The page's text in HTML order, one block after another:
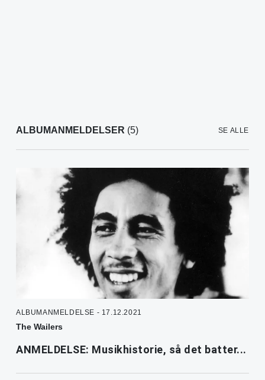
ALBUMANMELDELSER (5) SE ALLE
ALBUMANMELDELSE - 17.12.2021
The Wailers
ANMELDELSE: Musikhistorie, så det batter...